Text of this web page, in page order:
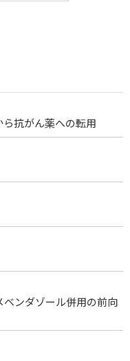
抗がん薬への転用
ンダゾール併用の前向